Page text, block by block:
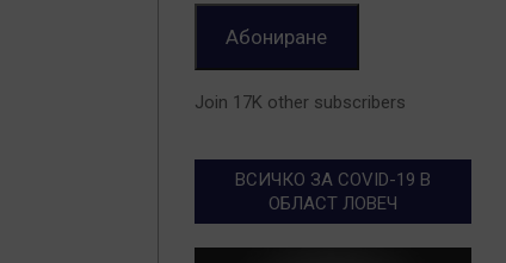
Абониране
Join 17K other subscribers
ВСИЧКО ЗА COVID-19 В
ОБЛАСТ ЛОВЕЧ